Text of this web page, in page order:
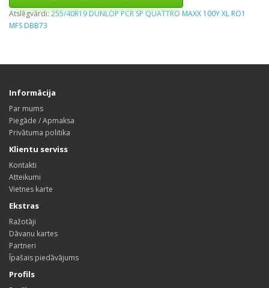
Atslēgvārdi:255/40R19 DUNLOP PCR SP QUATTRO MAXX 100Y XL RO1
MFS DBB73
Informācija
Par mums
Piegāde / Apmaksa
Privātuma politika
Klientu serviss
Kontakti
Atteikumi
Vietnes karte
Ekstras
Ražotāji
Dāvanu kartes
Partneri
Īpašais piedāvājums
Profils